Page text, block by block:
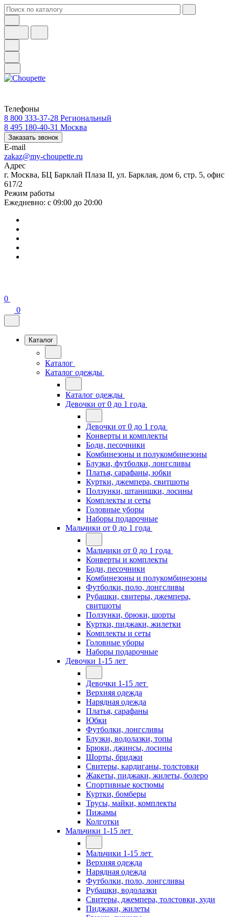
Телефоны
8 800 333-37-28 Региональный
8 495 180-40-31 Москва
Заказать звонок
E-mail
zakaz@my-choupette.ru
Адрес
г. Москва, БЦ Барклай Плаза II, ул. Барклая, дом 6, стр. 5, офис
617/2
Режим работы
Ежедневно: с 09:00 до 20:00
0
0
Каталог
Каталог
Каталог одежды
Каталог одежды
Девочки от 0 до 1 года
Девочки от 0 до 1 года
Конверты и комплекты
Боди, песочники
Комбинезоны и полукомбинезоны
Блузки, футболки, лонгсливы
Платья, сарафаны, юбки
Куртки, джемпера, свитшоты
Ползунки, штанишки, лосины
Комплекты и сеты
Головные уборы
Наборы подарочные
Мальчики от 0 до 1 года
Мальчики от 0 до 1 года
Конверты и комплекты
Боди, песочники
Комбинезоны и полукомбинезоны
Футболки, поло, лонгсливы
Рубашки, свитеры, джемпера,
свитшоты
Ползунки, брюки, шорты
Куртки, пиджаки, жилетки
Комплекты и сеты
Головные уборы
Наборы подарочные
Девочки 1-15 лет
Девочки 1-15 лет
Верхняя одежда
Нарядная одежда
Платья, сарафаны
Юбки
Футболки, лонгсливы
Блузки, водолазки, топы
Брюки, джинсы, лосины
Шорты, бриджи
Свитеры, кардиганы, толстовки
Жакеты, пиджаки, жилеты, болеро
Спортивные костюмы
Куртки, бомберы
Трусы, майки, комплекты
Пижамы
Колготки
Мальчики 1-15 лет
Мальчики 1-15 лет
Верхняя одежда
Нарядная одежда
Футболки, поло, лонгсливы
Рубашки, водолазки
Свитеры, джемпера, толстовки, худи
Пиджаки, жилеты